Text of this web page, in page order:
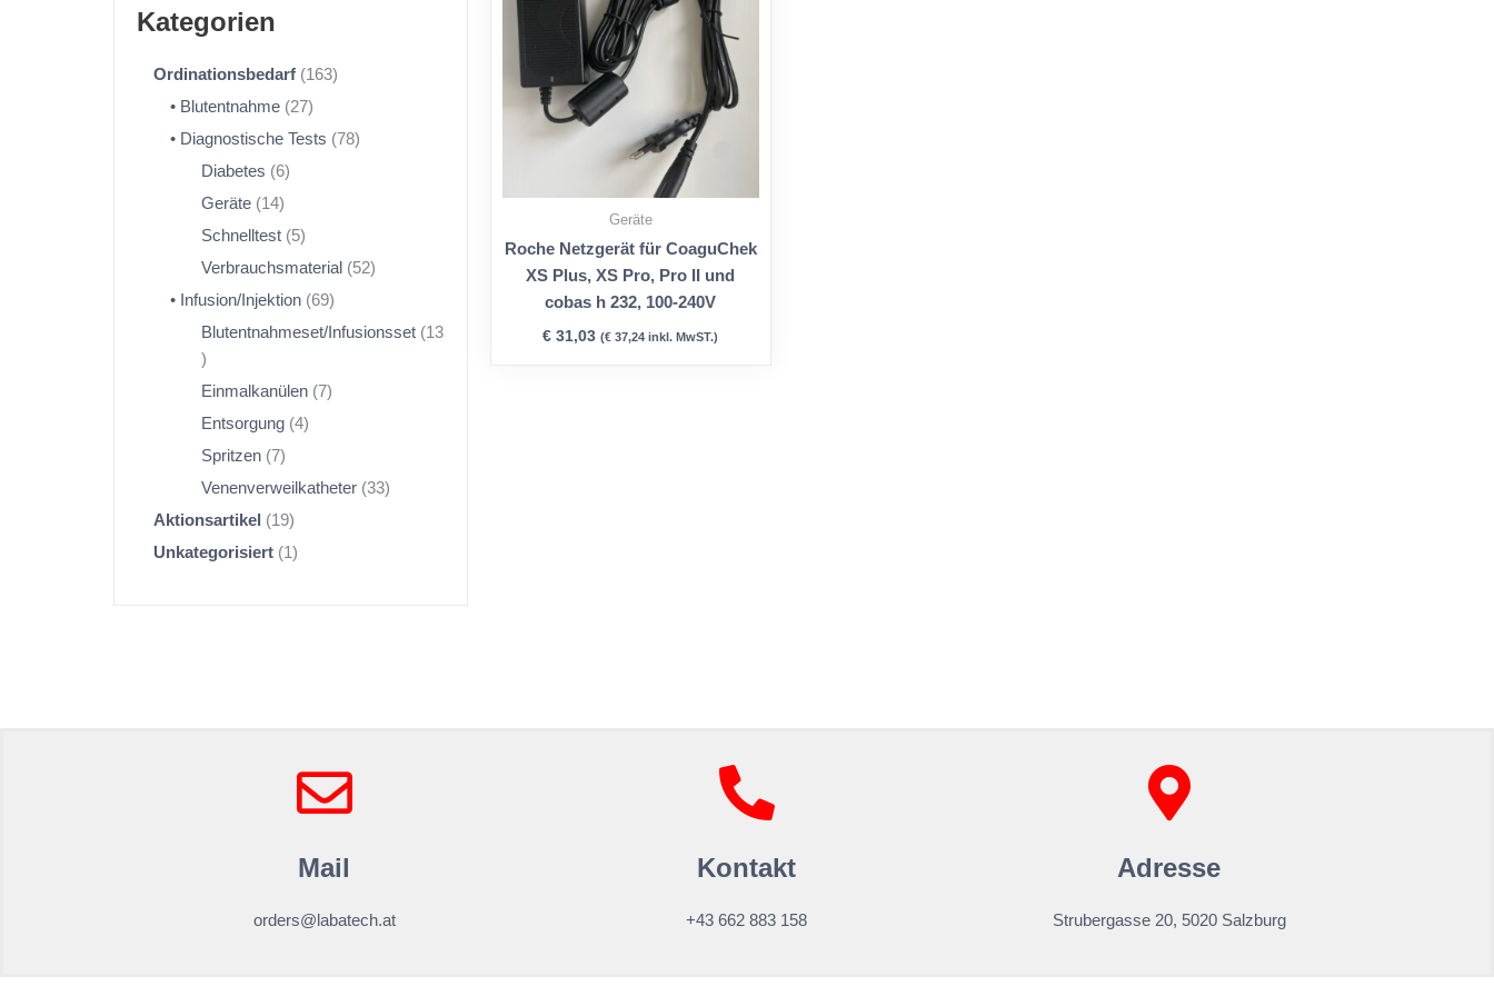
Kategorien
Ordinationsbedarf 163
Blutentnahme 27
Diagnostische Tests 78
Diabetes 6
Geräte 14
Schnelltest 5
Verbrauchsmaterial 52
Infusion/Injektion 69
Blutentnahmeset/Infusionsset 13
Einmalkanülen 7
Entsorgung 4
Spritzen 7
Venenverweilkatheter 33
Aktionsartikel 19
Unkategorisiert 1
Geräte
Roche Netzgerät für CoaguChek
XS Plus, XS Pro, Pro II und
cobas h 232, 100-240V
€ 31,03 (€ 37,24 inkl. MwST.)
Mail
orders@labatech.at
Kontakt
+43 662 883 158
Adresse
Strubergasse 20, 5020 Salzburg